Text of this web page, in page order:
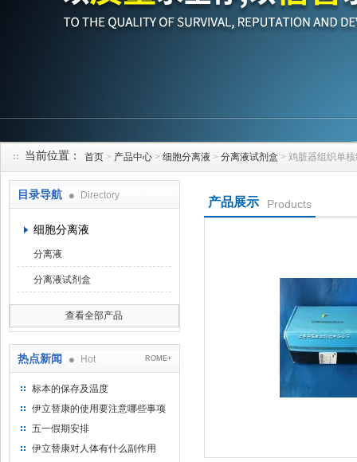
当前位置： 首页 > 产品中心 > 细胞分离液 > 分离液试剂盒 > 鸡脏器组织单
目录导航 Directory
细胞分离液
分离液
分离液试剂盒
查看全部产品
热点新闻 Hot ROME+
标本的保存及温度
伊立替康的使用要注意哪些事项
五一假期安排
伊立替康对人体有什么副作用
产品展示 Products